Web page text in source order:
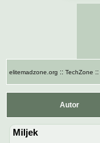
elitemadzone.org :: TechZone ::
Autor
Miljek